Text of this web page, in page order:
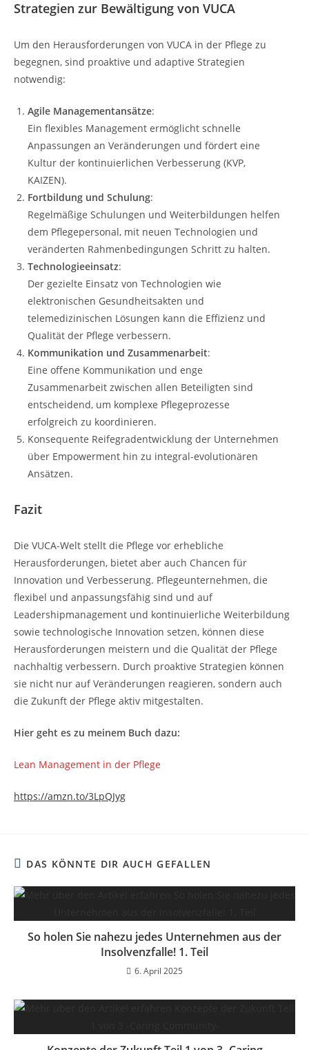
Strategien zur Bewältigung von VUCA
Um den Herausforderungen von VUCA in der Pflege zu
begegnen, sind proaktive und adaptive Strategien
notwendig:
Agile Managementansätze:
Ein flexibles Management ermöglicht schnelle
Anpassungen an Veränderungen und fördert eine
Kultur der kontinuierlichen Verbesserung (KVP,
KAIZEN).
Fortbildung und Schulung:
Regelmäßige Schulungen und Weiterbildungen helfen
dem Pflegepersonal, mit neuen Technologien und
veränderten Rahmenbedingungen Schritt zu halten.
Technologieeinsatz:
Der gezielte Einsatz von Technologien wie
elektronischen Gesundheitsakten und
telemedizinischen Lösungen kann die Effizienz und
Qualität der Pflege verbessern.
Kommunikation und Zusammenarbeit:
Eine offene Kommunikation und enge
Zusammenarbeit zwischen allen Beteiligten sind
entscheidend, um komplexe Pflegeprozesse
erfolgreich zu koordinieren.
Konsequente Reifegradentwicklung der Unternehmen
über Empowerment hin zu integral-evolutionären
Ansätzen.
Fazit
Die VUCA-Welt stellt die Pflege vor erhebliche
Herausforderungen, bietet aber auch Chancen für
Innovation und Verbesserung. Pflegeunternehmen, die
flexibel und anpassungsfähig sind und auf
Leadershipmanagement und kontinuierliche Weiterbildung
sowie technologische Innovation setzen, können diese
Herausforderungen meistern und die Qualität der Pflege
nachhaltig verbessern. Durch proaktive Strategien können
sie nicht nur auf Veränderungen reagieren, sondern auch
die Zukunft der Pflege aktiv mitgestalten.
Hier geht es zu meinem Buch dazu:
Lean Management in der Pflege
https://amzn.to/3LpQJyg
DAS KÖNNTE DIR AUCH GEFALLEN
So holen Sie nahezu jedes Unternehmen aus der
Insolvenzfalle! 1. Teil
6. April 2025